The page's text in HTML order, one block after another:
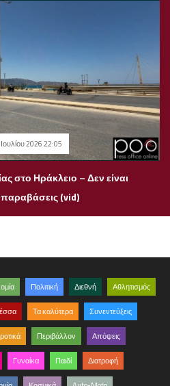
2026 22:05
στο Ηράκλειο – Δεν είναι
(vid)
Πολιτική Διεθνή Αθλητισμός
Τα καλύτερα Συνεντεύξεις
Περιβάλλον Απόψεις
Γυναίκα Παιδί Διατροφή